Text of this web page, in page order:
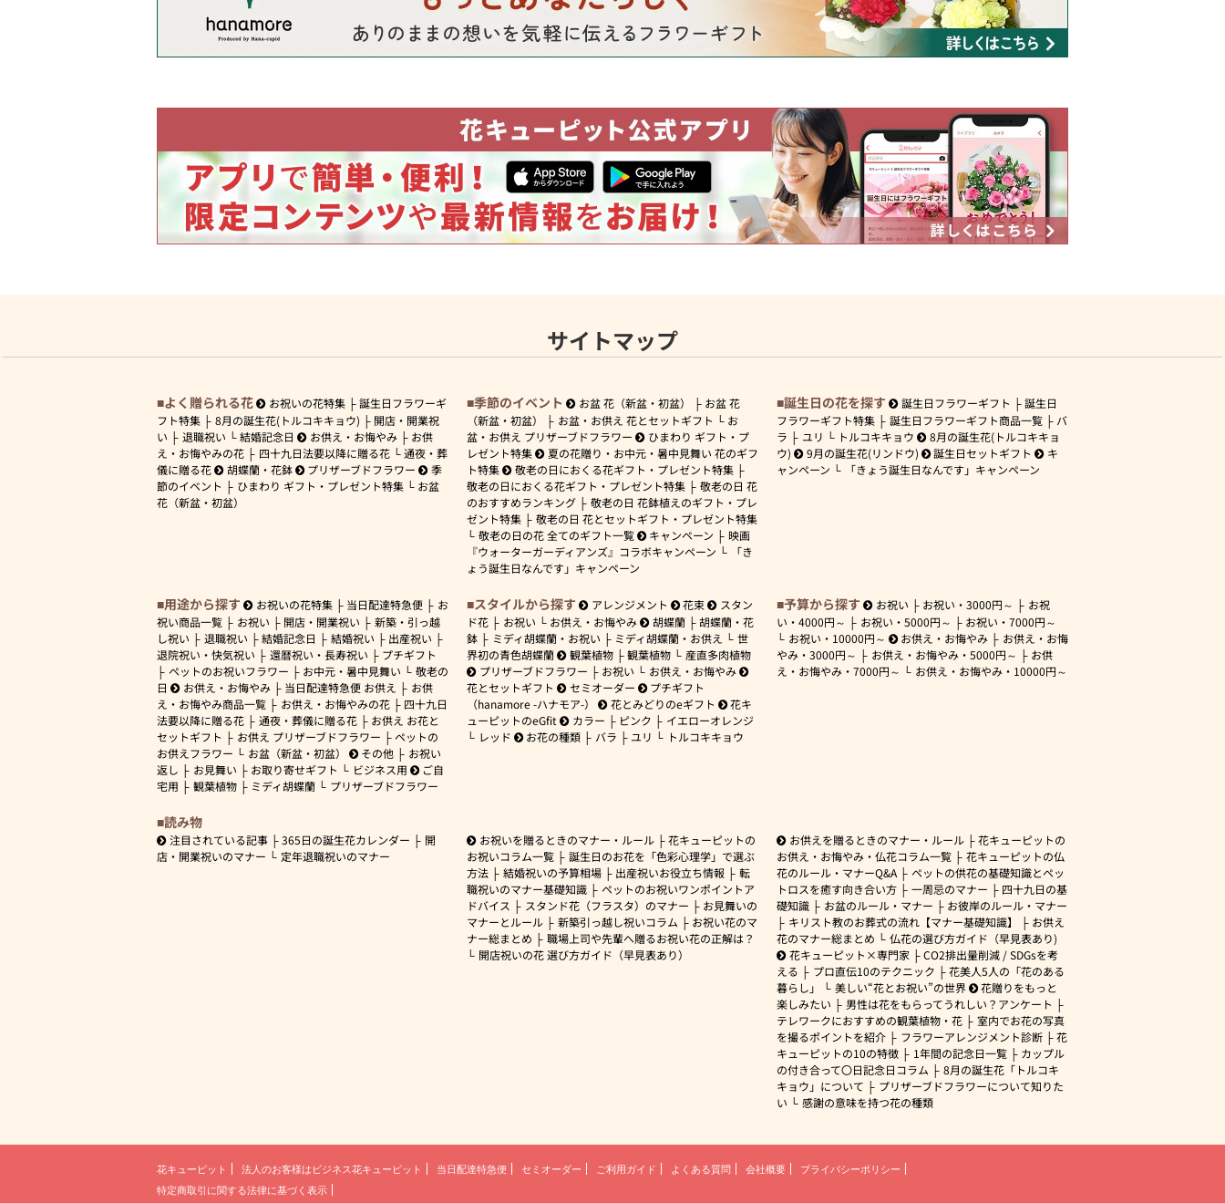
サイトマップ
よく贈られる花 お祝いの花特集
誕生日フラワーギ
フト特集
8月の誕生花(トルコキキョウ)
開店・開業祝
い
退職祝い 結婚記念日 お供え・お悔やみ
お供
え・お悔やみの花
四十九日法要以降に贈る花
通夜・葬
儀に贈る花
胡蝶蘭・花鉢 プリザーブドフラワー
季
節のイベント
ひまわり ギフト・プレゼント特集
お盆
花（新盆・初盆）
季節のイベント お盆 花（新盆・初盆）
お盆 花
（新盆・初盆）
お盆・お供え 花とセットギフト
お
盆・お供え プリザーブドフラワー
ひまわり ギフト・プ
レゼント特集
夏の花贈り・お中元・暑中見舞い 花のギフ
ト特集
敬老の日におくる花ギフト・プレゼント特集
敬老の日におくる花ギフト・プレゼント特集
敬老の日 花
のおすすめランキング
敬老の日 花鉢植えのギフト・プレ
ゼント特集
敬老の日 花とセットギフト・プレゼント特集
敬老の日の花 全てのギフト一覧
キャンペーン
映画
『ウォーターガーディアンズ』コラボキャンペーン
「き
ょう誕生日なんです」キャンペーン
誕生日の花を探す 誕生日フラワーギフト
誕生日
フラワーギフト特集
誕生日フラワーギフト商品一覧
バ
ラ
ユリ トルコキキョウ
8月の誕生花(トルコキキョ
ウ)
9月の誕生花(リンドウ) 誕生日セットギフト
キ
ャンペーン
「きょう誕生日なんです」キャンペーン
用途から探す お祝いの花特集 当日配達特急便
お
祝い商品一覧
お祝い 開店・開業祝い
新築・引っ越
し祝い
退職祝い 結婚記念日 結婚祝い
出産祝い
退院祝い・快気祝い
還暦祝い・長寿祝い
プチギフト
ペットのお祝いフラワー
お中元・暑中見舞い
敬老の
日
お供え・お悔やみ 当日配達特急便 お供え
お供
え・お悔やみ商品一覧
お供え・お悔やみの花
四十九日
法要以降に贈る花
通夜・葬儀に贈る花
お供え お花と
セットギフト
お供え プリザーブドフラワー
ペットの
お供えフラワー
お盆（新盆・初盆） その他
お祝い
返し
お見舞い お取り寄せギフト ビジネス用
ご自
宅用
観葉植物 ミディ胡蝶蘭 プリザーブドフラワー
スタイルから探す アレンジメント 花束
スタン
ド花
お祝い お供え・お悔やみ 胡蝶蘭
胡蝶蘭・花
鉢
ミディ胡蝶蘭・お祝い ミディ胡蝶蘭・お供え
世
界初の青色胡蝶蘭
観葉植物 観葉植物
産直多肉植物
プリザーブドフラワー
お祝い
お供え・お悔やみ
花とセットギフト
セミオーダー
プチギフト
（hanamore -ハナモア-）
花とみどりのeギフト
花キ
ューピットのeGfit
カラー ピンク
イエローオレンジ
レッド
お花の種類 バラ ユリ トルコキキョウ
予算から探す お祝い お祝い・3000円～
お祝
い・ 4000円～ お祝い・ 5000円～ お祝い・7000円～
お祝い・ 10000円～ お供え・お悔やみ
お供え・お悔
やみ・ 3000円～ お供え・お悔やみ・ 5000円～
お供
え・お悔やみ・ 7000円～ お供え・お悔やみ・ 10000円～
読み物
注目されている記事 365日の誕生花カレンダー
開
店・開業祝いのマナー
定年退職祝いのマナー
お祝いを贈るときのマナー・ルール
花キューピットの
お祝いコラム一覧
誕生日のお花を「色彩心理学」で選ぶ
方法
結婚祝いの予算相場 出産祝いお役立ち情報
転
職祝いのマナー基礎知識
ペットのお祝いワンポイントア
ドバイス
スタンド花（フラスタ）のマナー
お見舞いの
マナーとルール
新築引っ越し祝いコラム
お祝い花のマ
ナー総まとめ
職場上司や先輩へ贈るお祝い花の正解は？
開店祝いの花 選び方ガイド（早見表あり）
お供えを贈るときのマナー・ルール
花キューピットの
お供え・お悔やみ・仏花コラム一覧
花キューピットの仏
花のルール・マナーQ&A
ペットの供花の基礎知識とペッ
トロスを癒す向き合い方
一周忌のマナー
四十九日の基
礎知識
お盆のルール・マナー
お彼岸のルール・マナー
キリスト教のお葬式の流れ【マナー基礎知識】
お供え
花のマナー総まとめ
仏花の選び方ガイド（早見表あり)
花キューピット×専門家
CO2排出量削減 / SDGsを考
える
プロ直伝10のテクニック
花美人5人の「花のある
暮らし」
美しい“花とお祝い”の世界
花贈りをもっと
楽しみたい
男性は花をもらってうれしい？アンケート
テレワークにおすすめの観葉植物・花
室内でお花の写真
を撮るポイントを紹介
フラワーアレンジメント診断
花
キューピットの10の特徴
1年間の記念日一覧
カップル
の付き合って〇日記念日コラム
8月の誕生花「トルコキ
キョウ」について
プリザーブドフラワーについて知りた
い
感謝の意味を持つ花の種類
花キューピット 法人のお客様は ビジネス花キューピット 当日配達特急便 セミオーダー ご利用ガイド よくある質問 会社概要
プライバシーポリシー
特定商取引に関する法律に基づく表示